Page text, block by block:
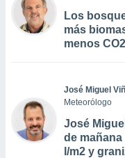
Los
más
menos CO2
José Miguel
Meteorólogo
José
de
l/m2 y